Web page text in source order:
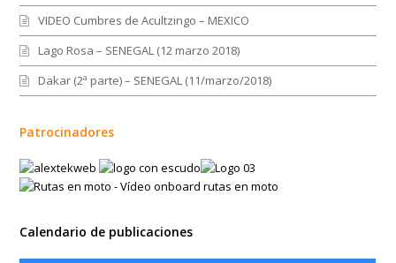
VIDEO Cumbres de Acultzingo – MEXICO
Lago Rosa – SENEGAL (12 marzo 2018)
Dakar (2ª parte) – SENEGAL (11/marzo/2018)
Patrocinadores
Calendario de publicaciones